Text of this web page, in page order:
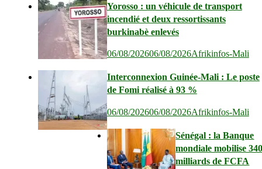
Yorosso : un véhicule de transport
incendié et deux ressortissants
burkinabè enlevés
06/08/202606/08/2026Afrikinfos-Mali
Interconnexion Guinée-Mali : Le poste
de Fomi réalisé à 93 %
06/08/202606/08/2026Afrikinfos-Mali
Sénégal : la Banque
mondiale mobilise
milliards de FCFA